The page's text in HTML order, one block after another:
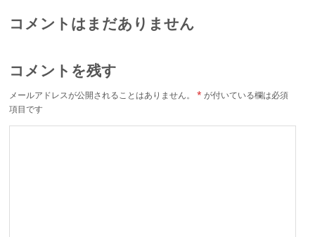
コメントはまだありません
コメントを残す
メールアドレスが公開されることはありません。 * が付いている欄は必須
項目です